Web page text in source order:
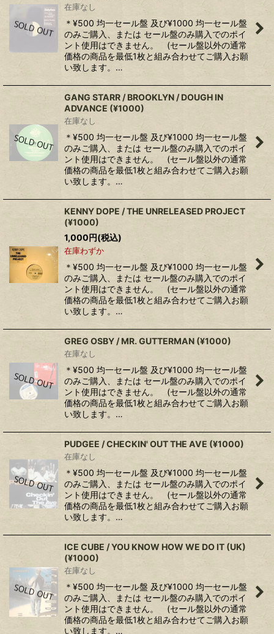
在庫なし
＊¥500 均一セール盤 及び¥1000 均一セール盤
のみご購入、または セール盤のみ購入でのポイ
ント使用はできません。 (セール盤以外の通常
価格の商品を最低1枚と組み合わせてご購入お願
い致します。…
GANG STARR ‎/ BROOKLYN / DOUGH IN
ADVANCE (¥1000)
在庫なし
＊¥500 均一セール盤 及び¥1000 均一セール盤
のみご購入、または セール盤のみ購入でのポイ
ント使用はできません。 (セール盤以外の通常
価格の商品を最低1枚と組み合わせてご購入お願
い致します。…
KENNY DOPE / THE UNRELEASED PROJECT
(¥1000)
1,000円(税込)
在庫わずか
＊¥500 均一セール盤 及び¥1000 均一セール盤
のみご購入、または セール盤のみ購入でのポイ
ント使用はできません。 (セール盤以外の通常
価格の商品を最低1枚と組み合わせてご購入お願
い致します。…
GREG OSBY / MR. GUTTERMAN (¥1000)
在庫なし
＊¥500 均一セール盤 及び¥1000 均一セール盤
のみご購入、または セール盤のみ購入でのポイ
ント使用はできません。 (セール盤以外の通常
価格の商品を最低1枚と組み合わせてご購入お願
い致します。…
PUDGEE / CHECKIN' OUT THE AVE (¥1000)
在庫なし
＊¥500 均一セール盤 及び¥1000 均一セール盤
のみご購入、または セール盤のみ購入でのポイ
ント使用はできません。 (セール盤以外の通常
価格の商品を最低1枚と組み合わせてご購入お願
い致します。…
ICE CUBE / YOU KNOW HOW WE DO IT (UK)
(¥1000)
在庫なし
＊¥500 均一セール盤 及び¥1000 均一セール盤
のみご購入、または セール盤のみ購入でのポイ
ント使用はできません。 (セール盤以外の通常
価格の商品を最低1枚と組み合わせてご購入お願
い致します。…